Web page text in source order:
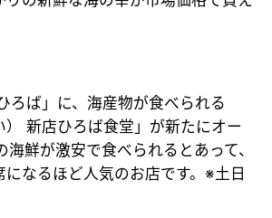
ろば」に、海産物が食べられる
） 新店ひろば食堂」が新たにオー
海鮮が激安で食べられるとあって、
なるほど人気のお店です。※土日